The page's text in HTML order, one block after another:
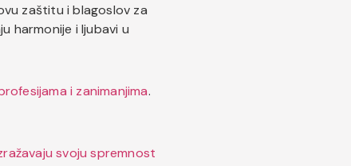
zaštitu i blagoslov za
harmonije i ljubavi u
i zanimanjima.
svoju spremnost